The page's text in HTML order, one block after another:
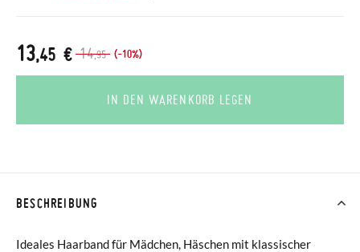
14,95 (-10%)
13,45 €
IN DEN WARENKORB LEGEN
BESCHREIBUNG
Ideales Haarband für Mädchen, Häschen mit klassischer